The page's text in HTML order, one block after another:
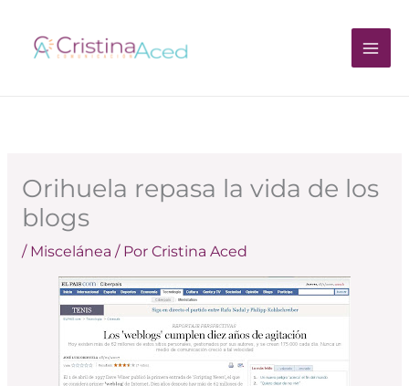
contenido
Orihuela repasa la vida de los
blogs
/ Miscelánea / Por Cristina Aced